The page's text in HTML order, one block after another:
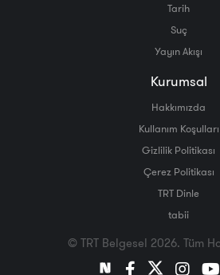
Tarih
Suç
Yayın Akışı
Kurumsal
Hakkımızda
Kullanım Koşulları
Gizlilik Politikası
Çerez Politikası
TRT Dinle
tabii
© TRT Belgesel 2026. Tüm